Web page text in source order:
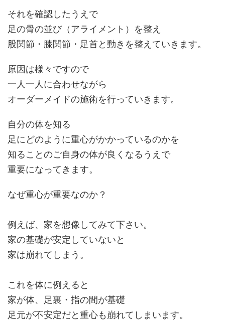
それを確認したうえで
足の骨の並び（アライメント）を整え
股関節・膝関節・足首と動きを整えていきます。
原因は様々ですので
一人一人に合わせながら
オーダーメイドの施術を行っていきます。
自分の体を知る
足にどのように重心がかかっているのかを
知ることのご自身の体が良くなるうえで
重要になってきます。
なぜ重心が重要なのか？
例えば、家を想像してみて下さい。
家の基礎が安定していないと
家は崩れてしまう。
これを体に例えると
家が体、足裏・指の間が基礎
足元が不安定だと重心も崩れてしまいます。